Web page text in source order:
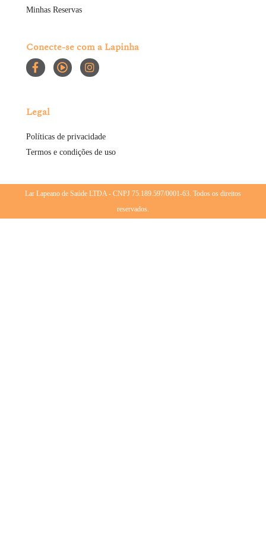
Minhas Reservas
Conecte-se com a Lapinha
Legal
Políticas de privacidade
Termos e condições de uso
Lar Lapeano de Saúde LTDA - CNPJ 75.189.597/0001-63. Todos os direitos
reservados.